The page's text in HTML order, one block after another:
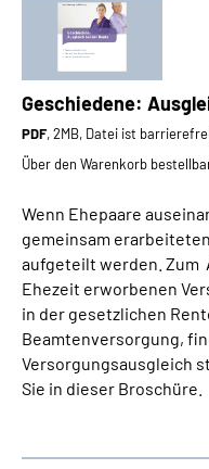
Geschiedene:
PDF, 2MB, Datei ist
Über den Warenkorb
Wenn Ehepaare
gemeinsam
aufgeteilt werden. Zum
Ehezeit erworbenen
in der gesetzlichen
Beamtenversorgung,
Versorgungsausgleich
Sie in dieser Broschüre.